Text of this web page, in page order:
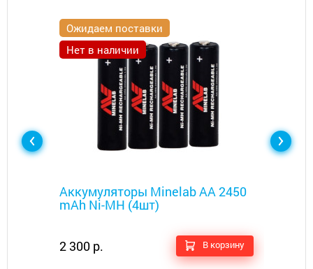
Ожидаем поставки
Нет в наличии
Аккумуляторы Minelab AA 2450
mAh Ni-MH (4шт)
2 300 р. В корзину